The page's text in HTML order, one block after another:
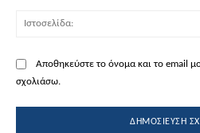
Αποθηκεύστε το όνομα και το email
σχολιάσω.